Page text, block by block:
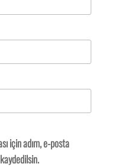
için adım, e-posta